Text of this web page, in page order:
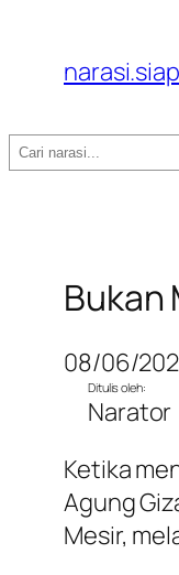
Search
Bukan
08/06/
Ditulis oleh:
Narator
Ketika
Agung
Mesir,